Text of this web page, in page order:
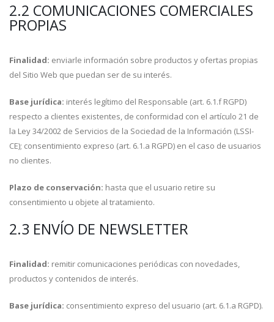
2.2 COMUNICACIONES COMERCIALES
PROPIAS
Finalidad: enviarle información sobre productos y ofertas propias
del Sitio Web que puedan ser de su interés.
Base jurídica: interés legítimo del Responsable (art. 6.1.f RGPD)
respecto a clientes existentes, de conformidad con el artículo 21 de
la Ley 34/2002 de Servicios de la Sociedad de la Información (LSSI-
CE); consentimiento expreso (art. 6.1.a RGPD) en el caso de usuarios
no clientes.
Plazo de conservación: hasta que el usuario retire su
consentimiento u objete al tratamiento.
2.3 ENVÍO DE NEWSLETTER
Finalidad: remitir comunicaciones periódicas con novedades,
productos y contenidos de interés.
Base jurídica: consentimiento expreso del usuario (art. 6.1.a RGPD).